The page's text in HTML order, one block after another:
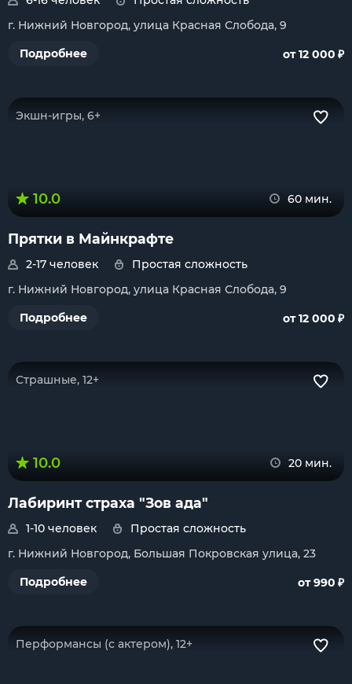
г. Нижний Новгород, улица Красная Слобода, 9
Подробнее
от 12 000 ₽
Экшн-игры, 6+
10.0 60 мин.
Прятки в Майнкрафте
2-17 человек
Простая сложность
г. Нижний Новгород, улица Красная Слобода, 9
Подробнее
от 12 000 ₽
Страшные, 12+
10.0 20 мин.
Лабиринт страха "Зов ада"
1-10 человек
Простая сложность
г. Нижний Новгород, Большая Покровская улица, 23
Подробнее
от 990 ₽
Перформансы (с актером), 12+